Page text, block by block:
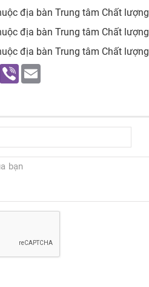
địa bàn Trung tâm Chất
địa bàn Trung tâm Chất
địa bàn Trung tâm Chất
Telegram
Viber